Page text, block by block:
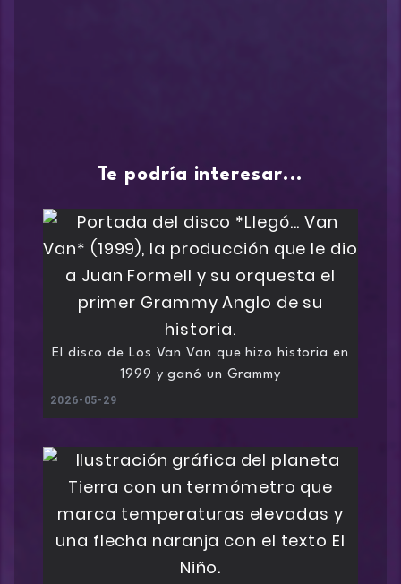
Te podría interesar...
El disco de Los Van Van que hizo historia en
1999 y ganó un Grammy
2026-05-29